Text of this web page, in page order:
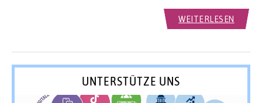
WEITERLESEN
UNTERSTÜTZE UNS